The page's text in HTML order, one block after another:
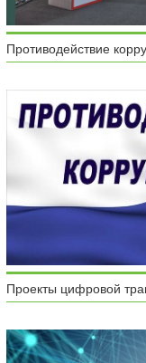
Противодействие
Проекты цифровой